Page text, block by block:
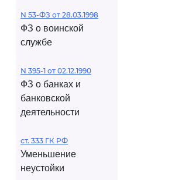
N 53-ФЗ от 28.03.1998
ФЗ о воинской
службе
N 395-1 от 02.12.1990
ФЗ о банках и
банковской
деятельности
ст. 333 ГК РФ
Уменьшение
неустойки